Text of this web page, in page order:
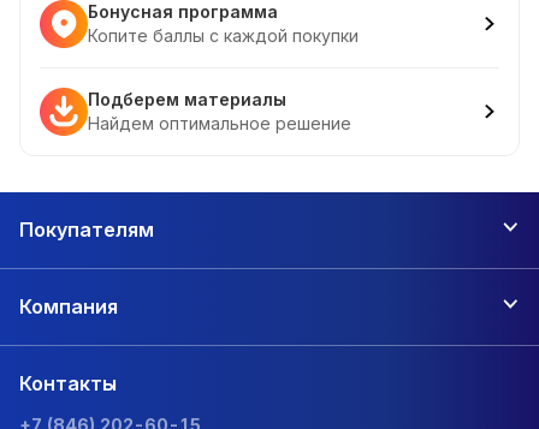
Бонусная программа
Копите баллы с каждой покупки
Подберем материалы
Найдем оптимальное решение
Покупателям
Компания
Контакты
+7 (846) 202-60-15